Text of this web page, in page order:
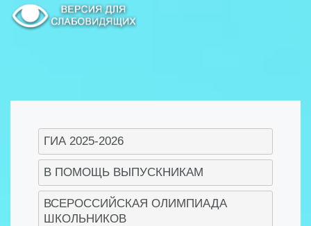
ГИА 2025-2026
В ПОМОЩЬ ВЫПУСКНИКАМ
ВСЕРОССИЙСКАЯ ОЛИМПИАДА
ШКОЛЬНИКОВ